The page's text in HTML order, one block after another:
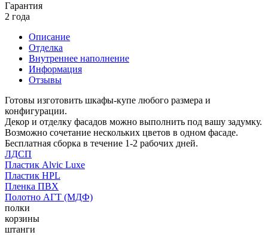
Гарантия
2 года
Описание
Отделка
Внутреннее наполнение
Информация
Отзывы
Готовы изготовить шкафы-купе любого размера и
конфигурации.
Декор и отделку фасадов можно выполнить под вашу задумку.
Возможно сочетание нескольких цветов в одном фасаде.
Бесплатная сборка в течение 1-2 рабочих дней.
ЛДСП
Пластик Alvic Luxe
Пластик HPL
Пленка ПВХ
Полотно АГТ (МДФ)
полки
корзины
штанги